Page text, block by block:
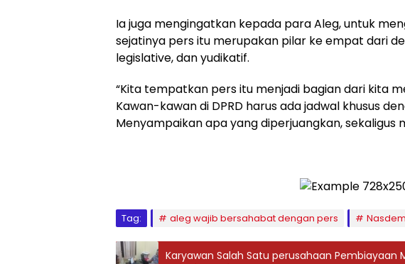
Ia juga mengingatkan kepada para Aleg, untuk
sejatinya pers itu merupakan pilar ke empat dari
legislative, dan yudikatif.
“Kita tempatkan pers itu menjadi bagian dari kita
Kawan-kawan di DPRD harus ada jadwal khusus
Menyampaikan apa yang diperjuangkan, sekaligus
Tag: aleg wajib bersahabat dengan pers Nasdem
Karyawan Salah Satu perusahaan Pembiayaan